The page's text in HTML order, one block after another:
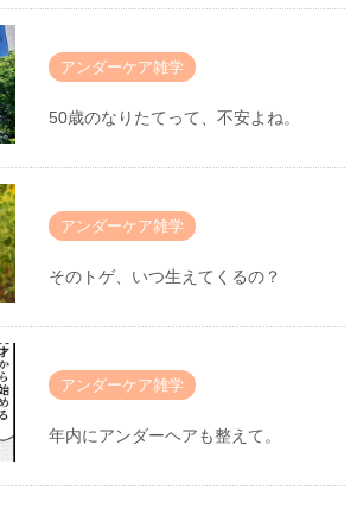
アンダーケア雑学
50歳のなりたてって、不安よね。
アンダーケア雑学
そのトゲ、いつ生えてくるの？
アンダーケア雑学
年内にアンダーヘアも整えて。